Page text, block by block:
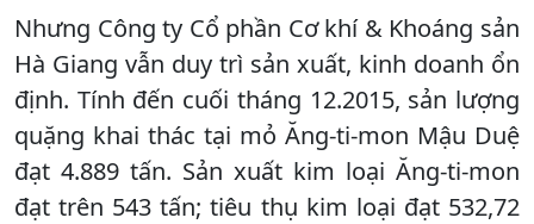
Nhưng Công ty Cổ phần Cơ khí & Khoáng sản
Hà Giang vẫn duy trì sản xuất, kinh doanh ổn
định. Tính đến cuối tháng 12.2015, sản lượng
quặng khai thác tại mỏ Ăng-ti-mon Mậu Duệ
đạt 4.889 tấn. Sản xuất kim loại Ăng-ti-mon
đạt trên 543 tấn; tiêu thụ kim loại đạt 532,72